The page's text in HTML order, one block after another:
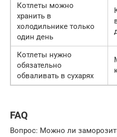
Котлеты можно
хранить в
холодильнике только
один день
Котлеты нужно
обязательно
обваливать в сухарях
FAQ
Вопрос: Можно ли